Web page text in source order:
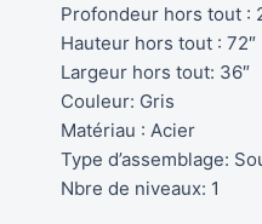
Profondeur hors tout :
Hauteur hors tout : 72″
Largeur hors tout: 36″
Couleur: Gris
Matériau : Acier
Type d’assemblage:
Nbre de niveaux: 1